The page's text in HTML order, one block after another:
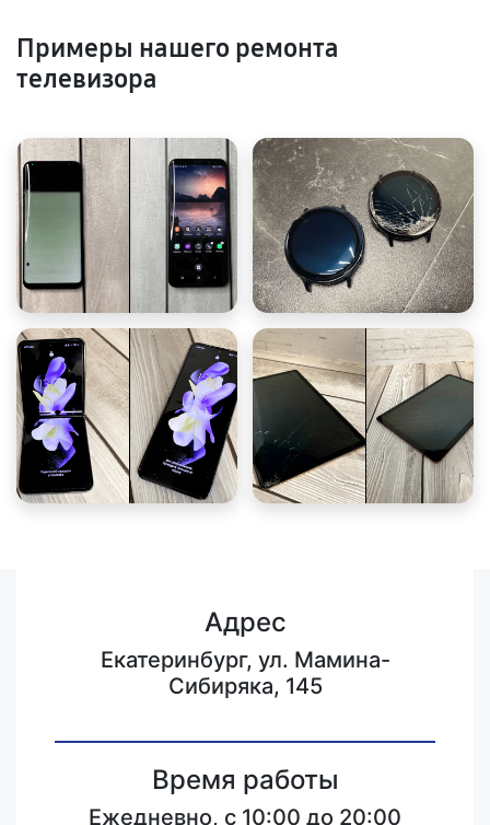
Примеры нашего ремонта
телевизора
Адрес
Екатеринбург, ул. Мамина-
Сибиряка, 145
Время работы
Ежедневно, с 10:00 до 20:00